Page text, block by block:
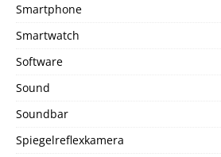
Smartphone
Smartwatch
Software
Sound
Soundbar
Spiegelreflexkamera